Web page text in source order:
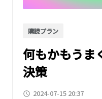
購読プラン
何もかもうま
決策
access_time 2024-07-15 20:37